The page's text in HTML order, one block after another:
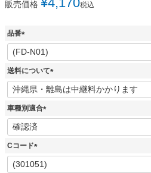
販売価格 税込
品番
(
必
須
送料について
(
必
車種別適合
(
Cコード
(
必